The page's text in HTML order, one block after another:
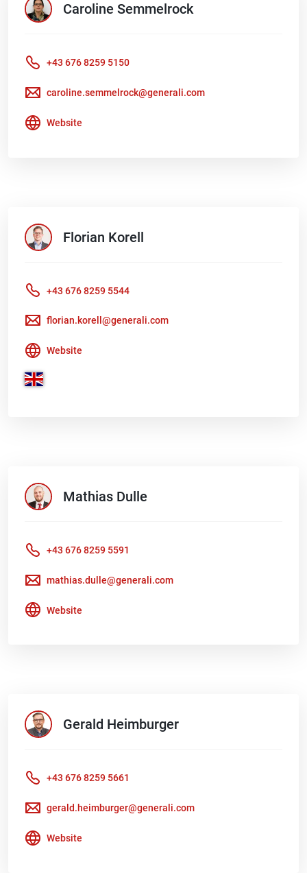
Caroline Semmelrock
+43 676 8259 5150
caroline.semmelrock@generali.com
Website
Florian Korell
+43 676 8259 5544
florian.korell@generali.com
Website
Mathias Dulle
+43 676 8259 5591
mathias.dulle@generali.com
Website
Gerald Heimburger
+43 676 8259 5661
gerald.heimburger@generali.com
Website